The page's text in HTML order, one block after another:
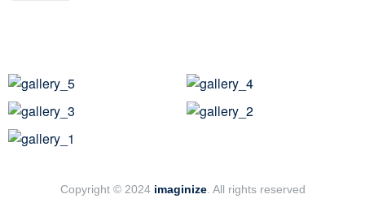
Copyright © 2024 imaginize. All rights reserved